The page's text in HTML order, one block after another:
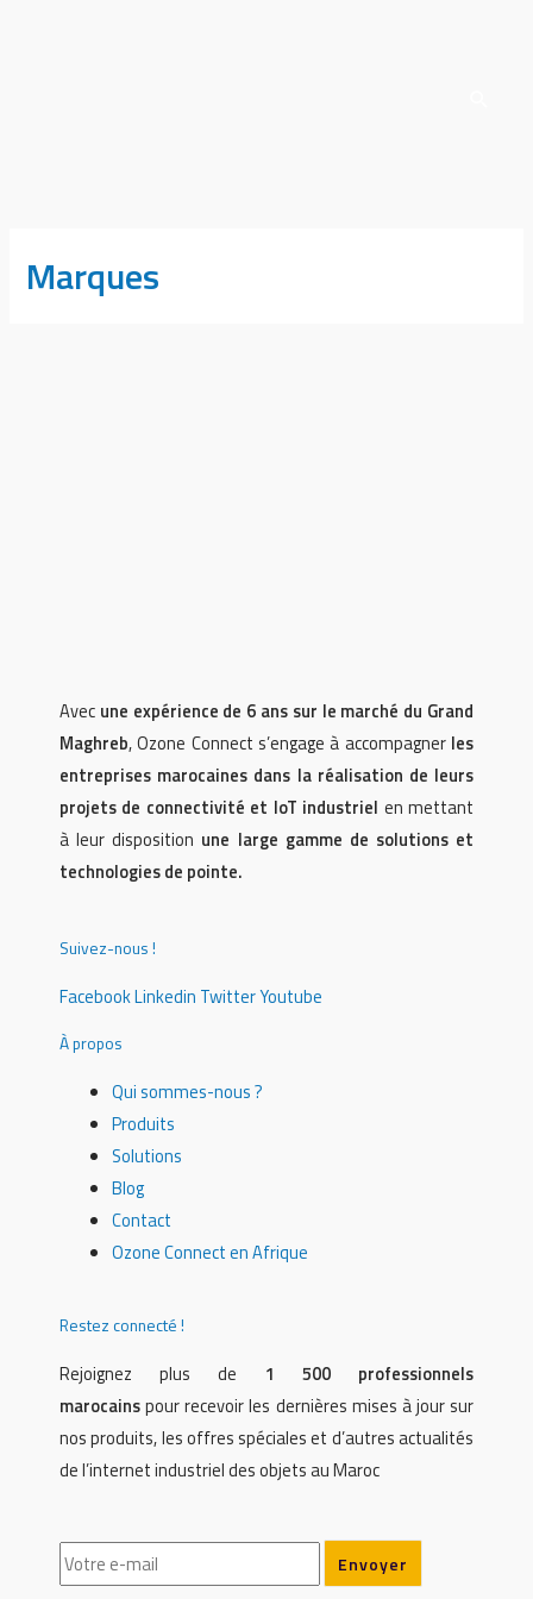
Marques
Avec une expérience de 6 ans sur le marché du Grand
Maghreb, Ozone Connect s’engage à accompagner les
entreprises marocaines dans la réalisation de leurs
projets de connectivité et IoT industriel en mettant
à leur disposition une large gamme de solutions et
technologies de pointe.
Suivez-nous !
FacebookLinkedin TwitterYoutube
À propos
Qui sommes-nous ?
Produits
Solutions
Blog
Contact
Ozone Connect en Afrique
Restez connecté !
Rejoignez plus de 1 500 professionnels
marocainspour recevoir les dernières mises à jour sur
nos produits, les offres spéciales et d’autres actualités
de l’internet industriel des objets au Maroc